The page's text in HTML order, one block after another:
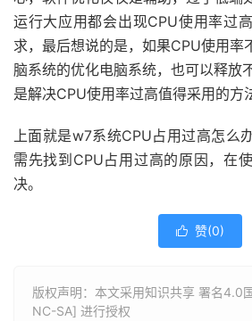
运行大应用都会出现CPU使用率过
求，最后想说的是，如果CPU使用率
脑系统的优化电脑系统，也可以释放
是解决CPU使用率过高值得采用的方
上面就是w7系统CPU占用过高怎么
需先找到CPU占用过高的原因，在
决。
 赞(0)
版权声明：本文采用知识共享 署名4.0
NC-SA] 进行授权